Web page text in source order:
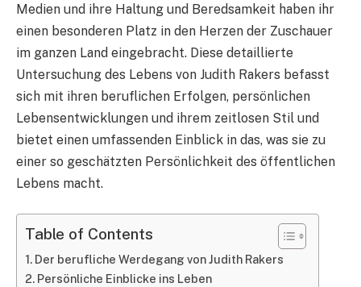
Medien und ihre Haltung und Beredsamkeit haben ihr
einen besonderen Platz in den Herzen der Zuschauer
im ganzen Land eingebracht. Diese detaillierte
Untersuchung des Lebens von Judith Rakers befasst
sich mit ihren beruflichen Erfolgen, persönlichen
Lebensentwicklungen und ihrem zeitlosen Stil und
bietet einen umfassenden Einblick in das, was sie zu
einer so geschätzten Persönlichkeit des öffentlichen
Lebens macht.
Table of Contents
Der berufliche Werdegang von Judith Rakers
Persönliche Einblicke ins Leben